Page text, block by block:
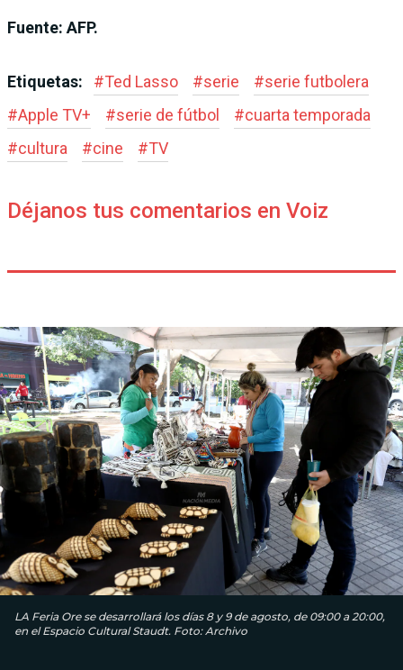
Fuente: AFP.
Etiquetas: #Ted Lasso #serie #serie futbolera
#Apple TV+ #serie de fútbol #cuarta temporada
#cultura #cine #TV
Déjanos tus comentarios en Voiz
LA Feria Ore se desarrollará los días 8 y 9 de agosto, de 09:00 a 20:00,
en el Espacio Cultural Staudt. Foto: Archivo